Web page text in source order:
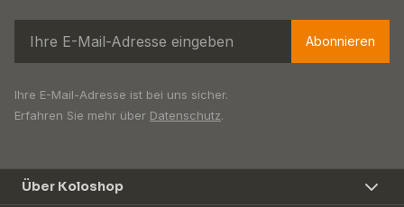
Abonnieren
Ihre E-Mail-Adresse ist bei uns sicher.
Erfahren Sie mehr über Datenschutz.
Über Koloshop